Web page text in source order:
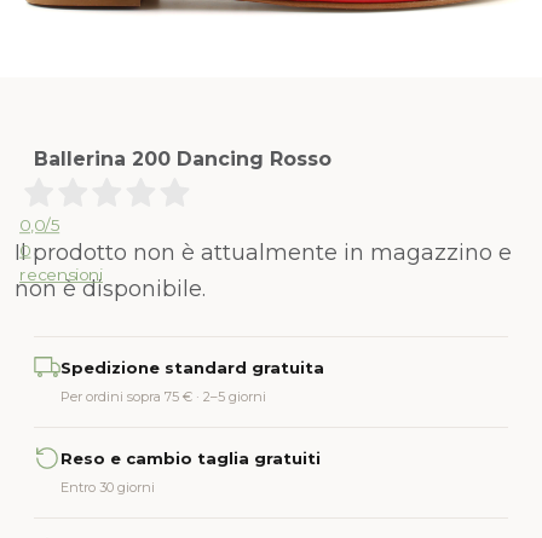
Ballerina 200 Dancing Rosso
0,0/5
0
recensioni
Il prodotto non è attualmente in magazzino e
non è disponibile.
Spedizione standard gratuita
Per ordini sopra 75 € · 2–5 giorni
Reso e cambio taglia gratuiti
Entro 30 giorni